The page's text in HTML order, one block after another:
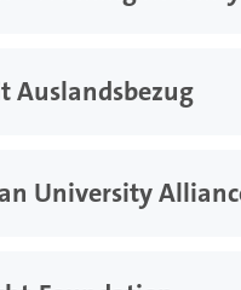
Auslandsbezug
University